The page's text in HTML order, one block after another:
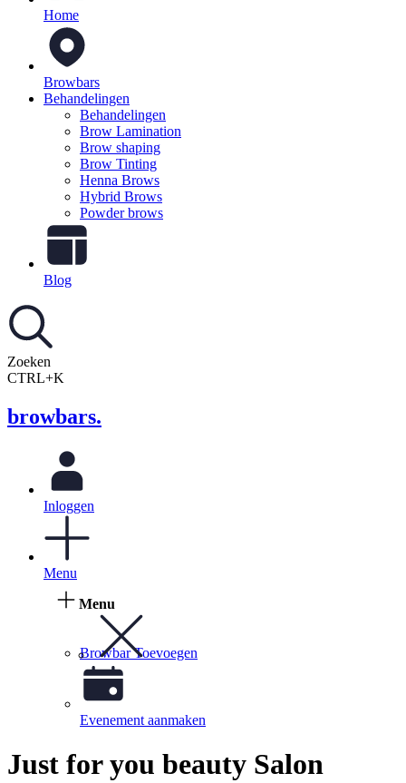
Home
Browbars
Behandelingen
Behandelingen
Brow Lamination
Brow shaping
Brow Tinting
Henna Brows
Hybrid Brows
Powder brows
Blog
Zoeken
CTRL+K
browbars.
Inloggen
Menu
Menu
Browbar Toevoegen
Evenement aanmaken
Just for you beauty Salon